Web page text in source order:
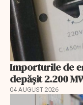
Importurile de
depășit 2.200
04 AUGUST 2026